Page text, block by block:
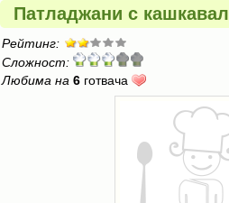
Патладжани с кашкавал
Рейтинг:
Сложност:
Любима на 6 готвача